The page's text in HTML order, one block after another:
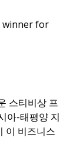
winner for
스티비상 프
아-태평양 지
이 비즈니스